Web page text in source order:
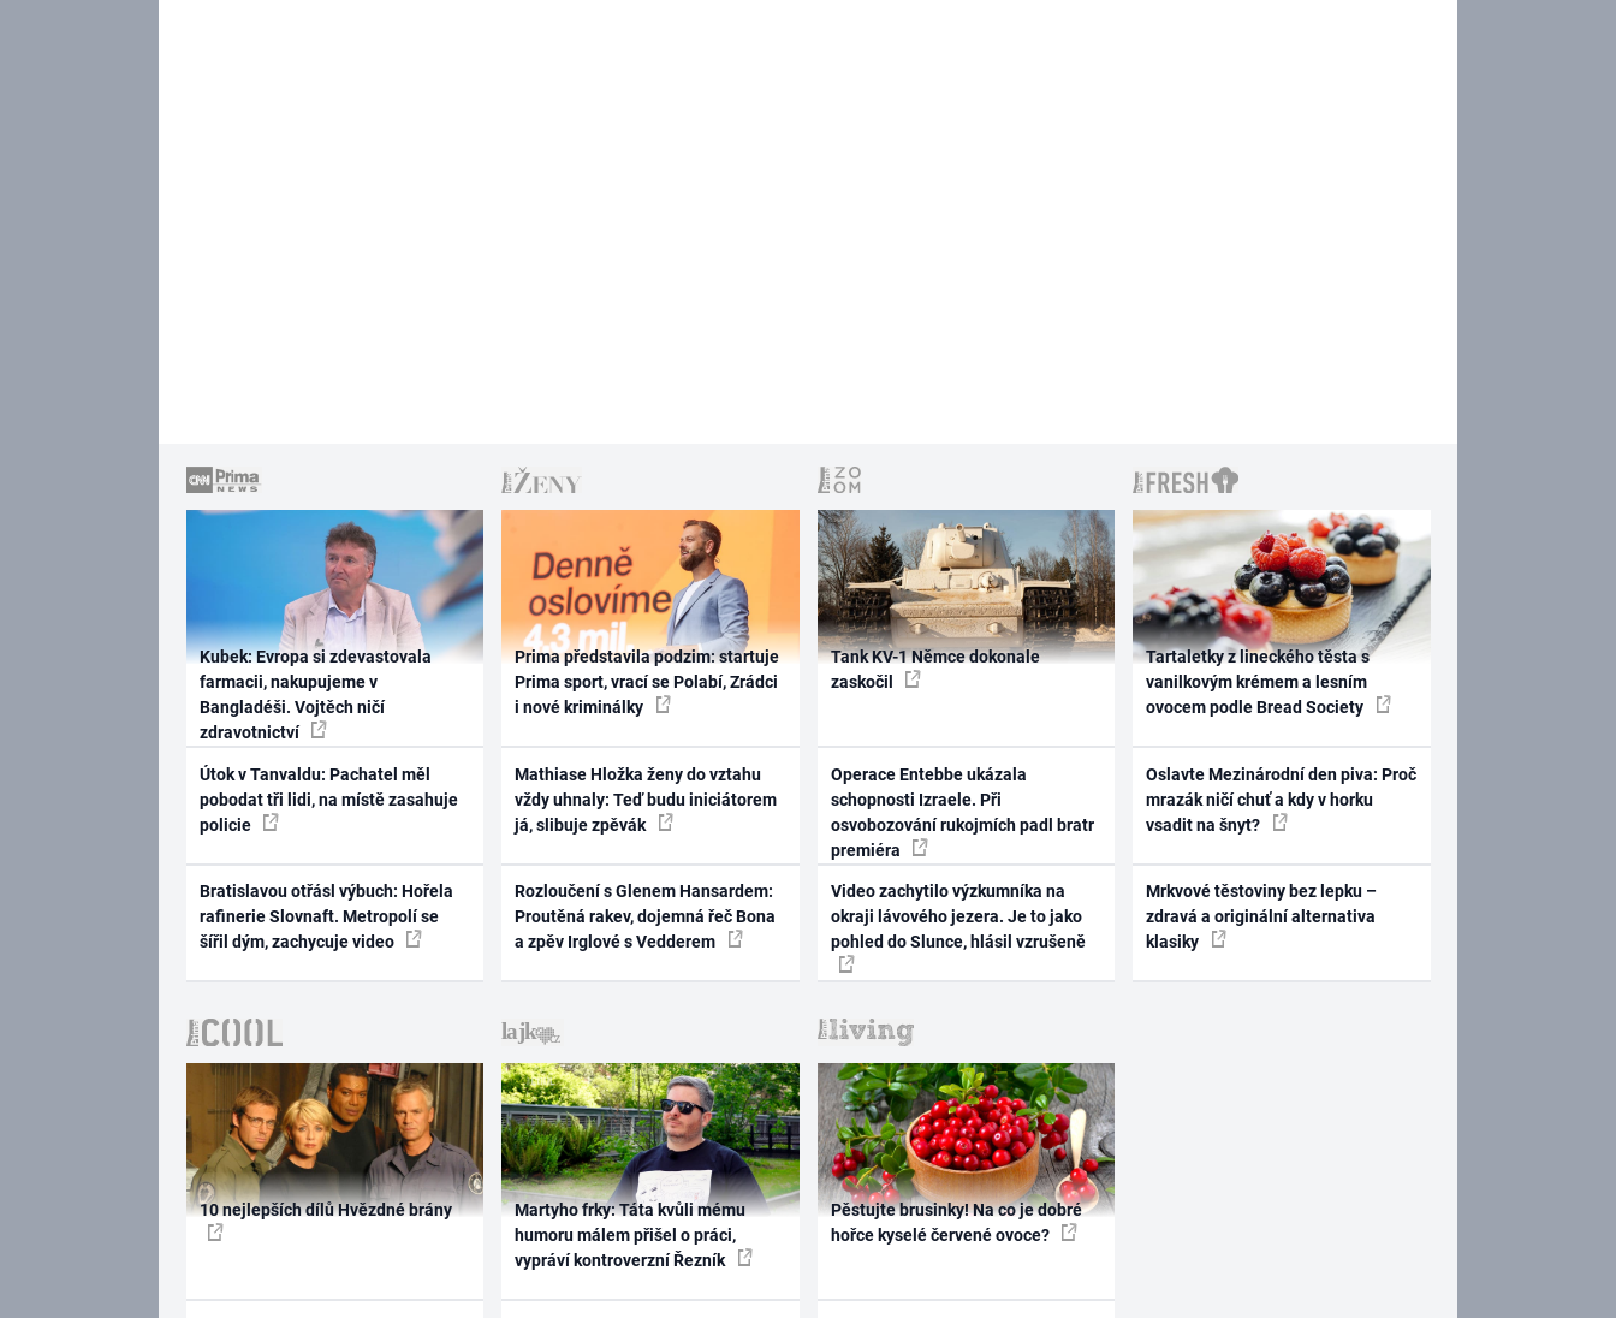
Kubek: Evropa si zdevastovala
farmacii, nakupujeme v
Bangladéši. Vojtěch ničí
zdravotnictví
Útok v Tanvaldu: Pachatel měl
pobodat tři lidi, na místě zasahuje
policie
Bratislavou otřásl výbuch: Hořela
rafinerie Slovnaft. Metropolí se
šířil dým, zachycuje video
Prima představila podzim: startuje
Prima sport, vrací se Polabí, Zrádci
i nové kriminálky
Mathiase Hložka ženy do vztahu
vždy uhnaly: Teď budu iniciátorem
já, slibuje zpěvák
Rozloučení s Glenem Hansardem:
Proutěná rakev, dojemná řeč Bona
a zpěv Irglové s Vedderem
Tank KV-1 Němce dokonale
zaskočil
Operace Entebbe ukázala
schopnosti Izraele. Při
osvobozování rukojmích padl bratr
premiéra
Video zachytilo výzkumníka na
okraji lávového jezera. Je to jako
pohled do Slunce, hlásil vzrušeně
Tartaletky z lineckého těsta s
vanilkovým krémem a lesním
ovocem podle Bread Society
Oslavte Mezinárodní den piva: Proč
mrazák ničí chuť a kdy v horku
vsadit na šnyt?
Mrkvové těstoviny bez lepku –
zdravá a originální alternativa
klasiky
10 nejlepších dílů Hvězdné brány
Martyho frky: Táta kvůli mému
humoru málem přišel o práci,
vypráví kontroverzní Řezník
Pěstujte brusinky! Na co je dobré
hořce kyselé červené ovoce?